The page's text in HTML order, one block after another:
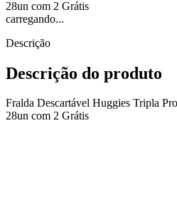
28un com 2 Grátis
carregando...
Descrição
Descrição do produto
Fralda Descartável Huggies Tripla
28un com 2 Grátis